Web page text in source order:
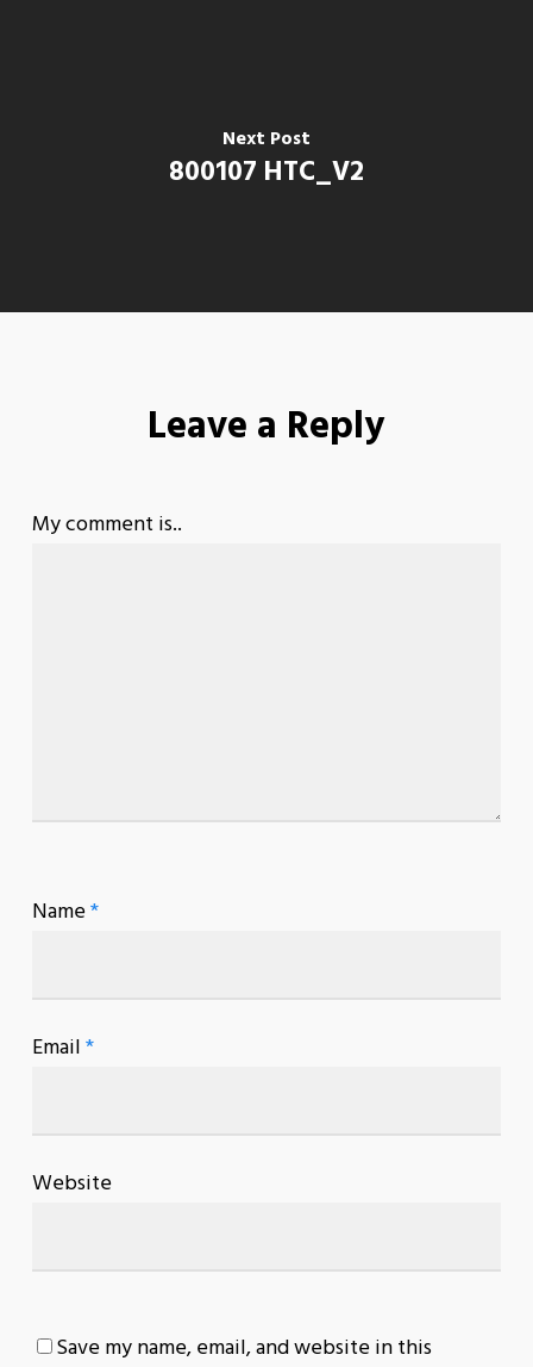
Next Post
800107 HTC_V2
Leave a Reply
My comment is..
Name*
Email*
Website
Save my name, email, and website in this